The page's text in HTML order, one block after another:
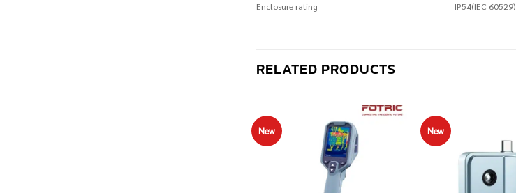
Enclosure rating IP54(IEC 60529)
RELATED PRODUCTS
New New